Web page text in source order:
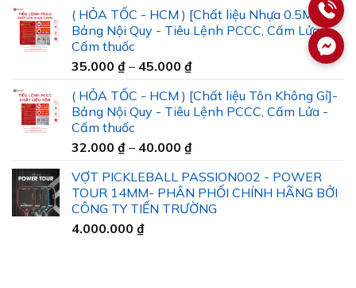
( HỎA TỐC - HCM ) [Chất liệu Nhựa 0.5MM]-
Bảng Nội Quy - Tiêu Lệnh PCCC, Cấm Lửa -
Cấm thuốc
35.000 ₫ – 45.000 ₫Khoảng
từ
35.000 ₫
45.000 ₫
( HỎA TỐC - HCM ) [Chất liệu Tôn Không Gỉ]-
Bảng Nội Quy - Tiêu Lệnh PCCC, Cấm Lửa -
Cấm thuốc
32.000 ₫ – 40.000 ₫Khoảng
từ
32.000 ₫
đến
VỢT PICKLEBALL PASSION002 - POWER
TOUR 14MM- PHÂN PHỐI CHÍNH HÃNG BỞI
CÔNG TY TIẾN TRƯỜNG
4.000.000 ₫